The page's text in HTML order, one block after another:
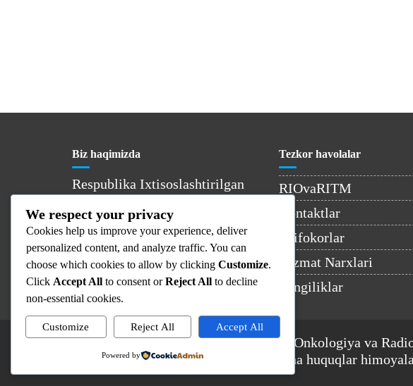
Biz haqimizda
Respublika Ixtisoslashtirilgan
Ilmiy-Amaliy Tibbiyot Markazi
– O’zbekistondagi yetakchi
onkologiya muassasasi.
Tezkor havolalar
RIOvaRITM
Kontaktlar
Shifokorlar
Xizmat Narxlari
Yangiliklar
© 2025 Respublika Ixtisoslashtirilgan Onkologiya va
Ilmiy-Amaliy Tibbiyot Markazi. Barcha huquqlar
We respect your privacy
Cookies help us improve your experience, deliver
personalized content, and analyze traffic. You can
choose which cookies to allow by clicking Customize.
Click Accept All to consent orReject All to decline
non-essential cookies.
Customize Reject All Accept All
Powered by